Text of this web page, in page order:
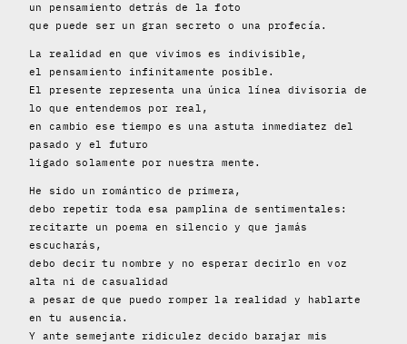
un pensamiento detrás de la foto
que puede ser un gran secreto o una profecía.
La realidad en que vivimos es indivisible,
el pensamiento infinitamente posible.
El presente representa una única línea divisoria de
lo que entendemos por real,
en cambio ese tiempo es una astuta inmediatez del
pasado y el futuro
ligado solamente por nuestra mente.
He sido un romántico de primera,
debo repetir toda esa pamplina de sentimentales:
recitarte un poema en silencio y que jamás
escucharás,
debo decir tu nombre y no esperar decirlo en voz
alta ni de casualidad
a pesar de que puedo romper la realidad y hablarte
en tu ausencia.
Y ante semejante ridiculez decido barajar mis